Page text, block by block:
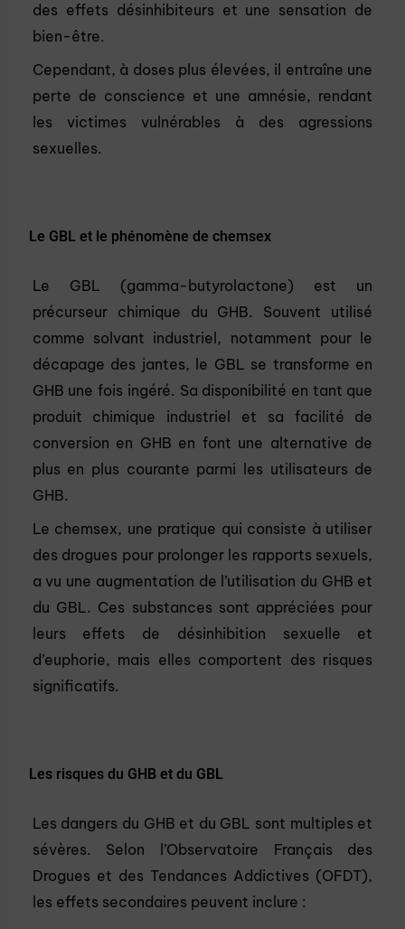
des effets désinhibiteurs et une sensation de
bien-être.
Cependant, à doses plus élevées, il entraîne une
perte de conscience et une amnésie, rendant
les victimes vulnérables à des agressions
sexuelles.
Le GBL et le phénomène de chemsex
Le GBL (gamma-butyrolactone) est un
précurseur chimique du GHB. Souvent utilisé
comme solvant industriel, notamment pour le
décapage des jantes, le GBL se transforme en
GHB une fois ingéré. Sa disponibilité en tant que
produit chimique industriel et sa facilité de
conversion en GHB en font une alternative de
plus en plus courante parmi les utilisateurs de
GHB.
Le chemsex, une pratique qui consiste à utiliser
des drogues pour prolonger les rapports sexuels,
a vu une augmentation de l’utilisation du GHB et
du GBL. Ces substances sont appréciées pour
leurs effets de désinhibition sexuelle et
d’euphorie, mais elles comportent des risques
significatifs.
Les risques du GHB et du GBL
Les dangers du GHB et du GBL sont multiples et
sévères. Selon l’Observatoire Français des
Drogues et des Tendances Addictives (OFDT),
les effets secondaires peuvent inclure :